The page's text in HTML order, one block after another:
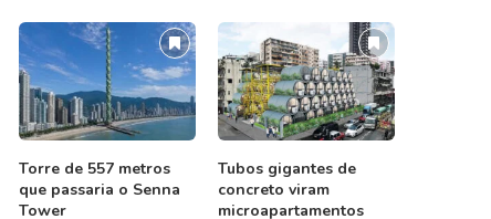
Torre de 557 metros
que passaria o Senna
Tower
Tubos gigantes de
concreto viram
microapartamentos